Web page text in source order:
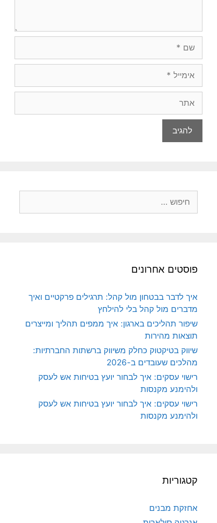
פוסטים אחרונים
איך לדבר בבטחון מול קהל: תרגילים פרקטיים ואיך
מדברים מול קהל בלי להילחץ
שיפור תהליכים בארגון: איך ממפים תהליך ומייצרים
תוצאות מהירות
שיווק בטיקטוק כחלק משיווק ברשתות החברתיות:
מהלכים שעובדים ב-2026
רישוי עסקים: איך לבחור יועץ בטיחות אש לעסק
ולהימנע מקנסות
רישוי עסקים: איך לבחור יועץ בטיחות אש לעסק
ולהימנע מקנסות
קטגוריות
אחזקת מבנים